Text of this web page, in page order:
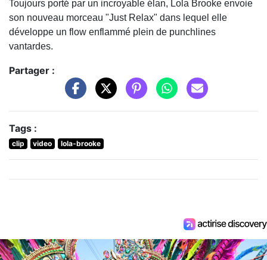
Toujours porté par un incroyable élan, Lola Brooke envoie
son nouveau morceau "Just Relax" dans lequel elle
développe un flow enflammé plein de punchlines
vantardes.
Partager :
Tags :
clip video lola-brooke